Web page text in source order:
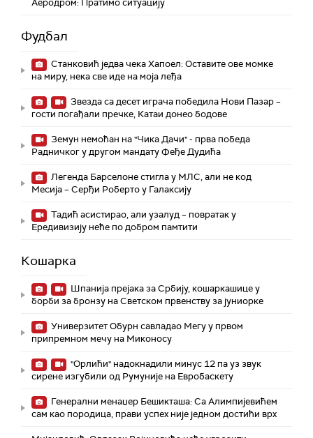
Аеродром: Пратимо ситуацију
Фудбал
Станковић једва чека Хапоел: Оставите ове момке
на миру, нека све иде на моја леђа
Звезда са десет играча победила Нови Пазар –
гости погађали пречке, Катаи донео бодове
Земун немоћан на "Чика Дачи" - прва победа
Радничког у другом мандату Феђе Дудића
Легенда Барселоне стигла у МЛС, али не код
Месија – Серђи Роберто у Галаксију
Тадић асистирао, али узалуд – повратак у
Ередивизију неће по добром памтити
Кошарка
Шпанија прејакa за Србију, кошаркашице у
борби за бронзу на Светском првенству за јуниорке
Универзитет Обурн савладао Мегу у првом
припремном мечу на Миконосу
"Орлићи" надокнадили минус 12 па уз звук
сирене изгубили од Румуније на Евробаскету
Генерални менаџер Бешикташа: Са Алимпијевићем
сам као породица, прави успех није једном достићи врх